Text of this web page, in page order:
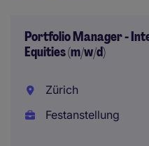
Portfolio Manager -
Equities (m/w/d)
Zürich
Festanstellung